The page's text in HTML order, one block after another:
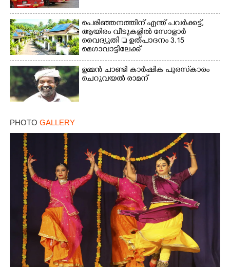
പെരിഞ്ഞനത്തിന് എന്ത് പവർക്കട്ട്,​
ആയിരം വീടുകളിൽ സോളാർ
വൈദ്യുതി  ഉത്പാദനം 3.15
മെഗാവാട്ടിലേക്ക്
ഉമ്മൻ ചാണ്ടി കാർഷിക പുരസ്‌കാരം
ചെറുവയൽ രാമന്
PHOTO GALLERY